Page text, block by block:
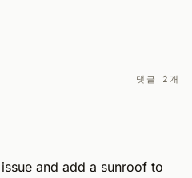
댓글 2개
and add a sunroof to